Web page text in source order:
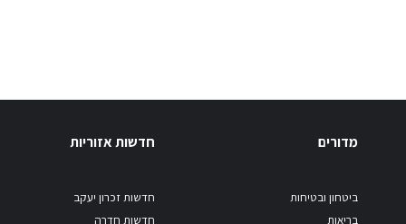
מדורים
ביטחון ובטיחות
בריאות
חדשות אזוריות
חדשות זכרון יעקב
חדשות חדרה